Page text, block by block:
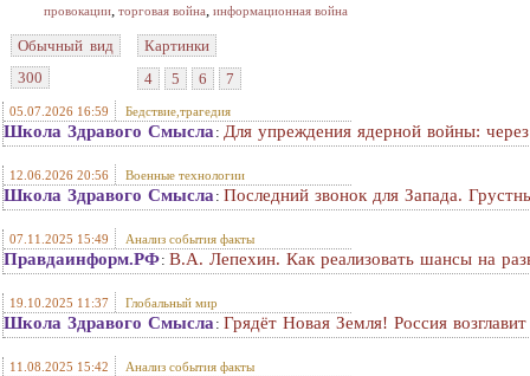
провокации, торговая война, информационная война
Обычный вид
300
Картинки
4
5 6 7
05.07.2026 16:59 Бедствие,трагедия
Школа Здравого Смысла : Для упреждения ядерной войны:
12.06.2026 20:56 Военные технологии
Школа Здравого Смысла : Последний звонок для Запада.
07.11.2025 15:49 Анализ события факты
Правдаинформ.РФ: В.А. Лепехин. Как реализовать шансы на
19.10.2025 11:37 Глобальный мир
Школа Здравого Смысла : Грядёт Новая Земля! Россия
11.08.2025 15:42 Анализ события факты